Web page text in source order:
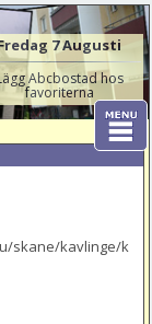
7 Augusti
Abcbostad hos
favoriterna
skane/kavlinge/k